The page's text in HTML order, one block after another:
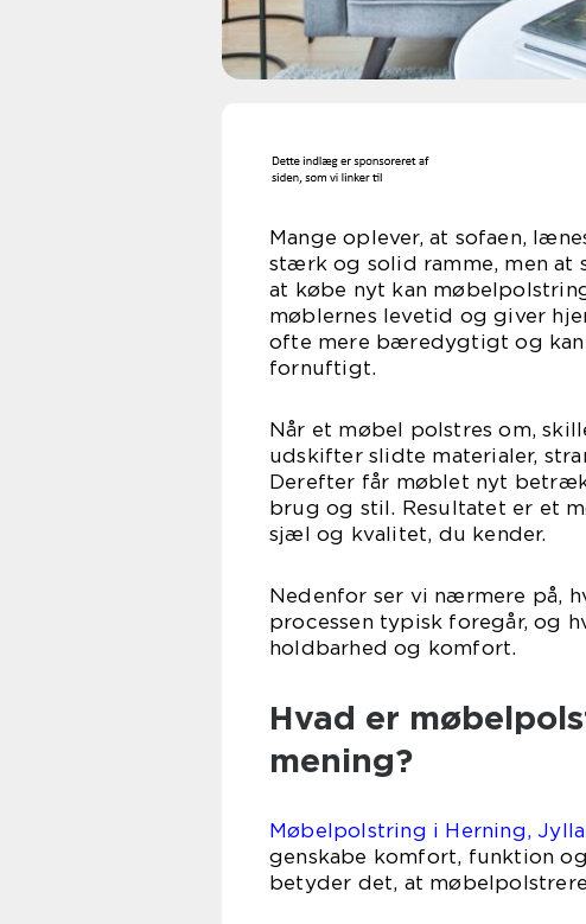
Mange oplever, at sofaen,
stærk og solid ramme, men at
at købe nyt kan
møblernes levetid og giver
ofte mere bæredygtigt og
fornuftigt.
Når et møbel polstres om,
udskifter slidte materialer,
Derefter får møblet nyt
brug og stil. Resultatet er et
sjæl og kvalitet, du kender.
Nedenfor ser vi nærmere på,
processen typisk foregår, og
holdbarhed og komfort.
Hvad er
mening?
Møbelpolstring i Herning,
genskabe komfort, funktion
betyder det, at